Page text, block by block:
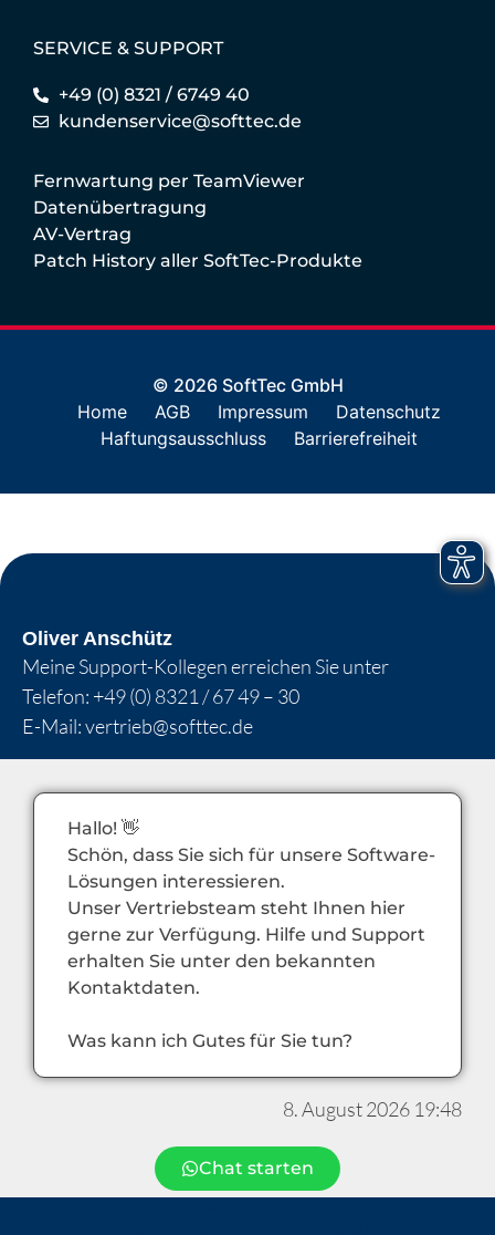
SERVICE & SUPPORT
+49 (0) 8321 / 6749 40
kundenservice@softtec.de
Fernwartung per TeamViewer
Datenübertragung
AV-Vertrag
Patch History aller SoftTec-Produkte
© 2026 SoftTec GmbH
Home
AGB Impressum
Datenschutz
Haftungsausschluss
Barrierefreiheit
Oliver Anschütz
Meine Support-Kollegen erreichen Sie unter
Telefon: +49 (0) 8321 / 67 49 – 30
E-Mail:vertrieb@softtec.de
Hallo! 👋
Schön, dass Sie sich für unsere Software-
Lösungen interessieren.
Unser Vertriebsteam steht Ihnen hier
gerne zur Verfügung. Hilfe und Support
erhalten Sie unter den bekannten
Kontaktdaten.
Was kann ich Gutes für Sie tun?
8. August 2026 19:48
Chat starten